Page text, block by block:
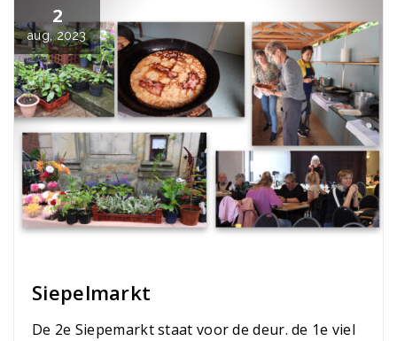
2
aug, 2023
Siepelmarkt
De 2e Siepemarkt staat voor de deur. de 1e viel